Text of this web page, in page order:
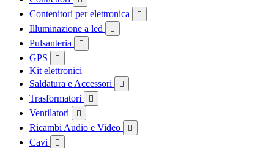
Contenitori per elettronica 
Illuminazione a led 
Pulsanteria 
GPS 
Kit elettronici
Saldatura e Accessori

Trasformatori 
Ventilatori 
Ricambi Audio e Video 
Cavi 